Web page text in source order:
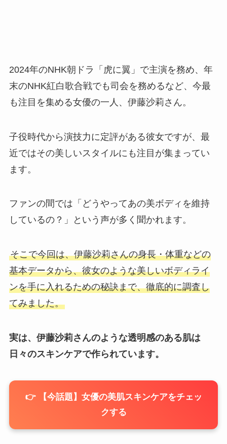
2024年のNHK朝ドラ「虎に翼」で主演を務め、年
末のNHK紅白歌合戦でも司会を務めるなど、今最
も注目を集める女優の一人、伊藤沙莉さん。
子役時代から演技力に定評がある彼女ですが、最
近ではその美しいスタイルにも注目が集まってい
ます。
ファンの間では「どうやってあの美ボディを維持
しているの？」という声が多く聞かれます。
そこで今回は、伊藤沙莉さんの身長・体重などの
基本データから、彼女のような美しいボディライ
ンを手に入れるための秘訣まで、徹底的に調査し
てみました。
実は、伊藤沙莉さんのような透明感のある肌は
日々のスキンケアで作られています。
👉 【今話題】女優の美肌スキンケアをチェッ
クする